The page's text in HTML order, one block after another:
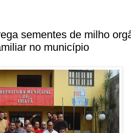
sementes de milho
no município